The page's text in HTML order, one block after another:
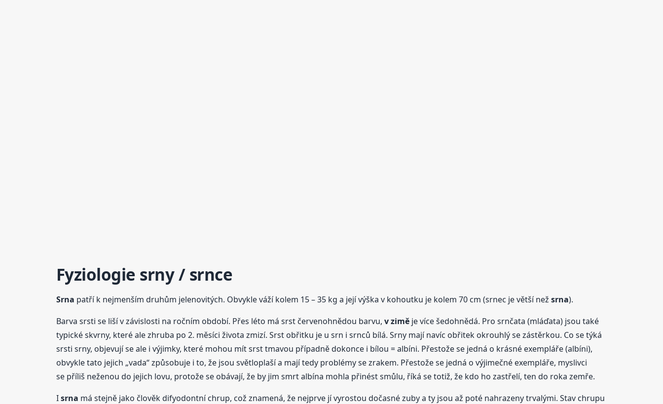
Fyziologie srny / srnce
Srna patří k nejmenším druhům jelenovitých. Obvykle váží kolem 15 – 35 kg a její výška v kohoutku je kolem 70 cm (srnec je větší než srna).
Barva srsti se liší v závislosti na ročním období. Přes léto má srst červenohnědou barvu, v ziměje více šedohnědá. Pro srnčata (mláďata) jsou také
typické skvrny, které ale zhruba po 2. měsíci života zmizí. Srst obřitku je u srn i srnců bílá. Srny mají navíc obřitek okrouhlý se zástěrkou. Co se týká
srsti srny, objevují se ale i výjimky, které mohou mít srst tmavou případně dokonce i bílou = albíni. Přestože se jedná o krásné exempláře (albíni),
obvykle tato jejich „vada“ způsobuje i to, že jsou světloplaší a mají tedy problémy se zrakem. Přestože se jedná o výjimečné exempláře, myslivci
se příliš neženou do jejich lovu, protože se obávají, že by jim smrt albína mohla přinést smůlu, říká se totiž, že kdo ho zastřelí, ten do roka zemře.
Isrna má stejně jako člověk difyodontní chrup, což znamená, že nejprve jí vyrostou dočasné zuby a ty jsou až poté nahrazeny trvalými. Stav chrupu